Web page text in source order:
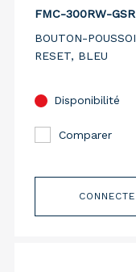
FMC-300RW-
BOUTON-
RESET, BLEU
Disponibilité
Comparer